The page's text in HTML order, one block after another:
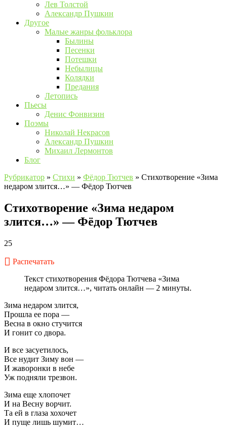
Лев Толстой
Александр Пушкин
Другое
Малые жанры фольклора
Былины
Песенки
Потешки
Небылицы
Колядки
Предания
Летопись
Пьесы
Денис Фонвизин
Поэмы
Николай Некрасов
Александр Пушкин
Михаил Лермонтов
Блог
Рубрикатор » Стихи » Фёдор Тютчев » Стихотворение «Зима
недаром злится…» — Фёдор Тютчев
Стихотворение «Зима недаром
злится…» — Фёдор Тютчев
25
Распечатать
Текст стихотворения Фёдора Тютчева «Зима
недаром злится…», читать онлайн — 2 минуты.
Зима недаром злится,
Прошла ее пора —
Весна в окно стучится
И гонит со двора.
И все засуетилось,
Все нудит Зиму вон —
И жаворонки в небе
Уж подняли трезвон.
Зима еще хлопочет
И на Весну ворчит.
Та ей в глаза хохочет
И пуще лишь шумит…